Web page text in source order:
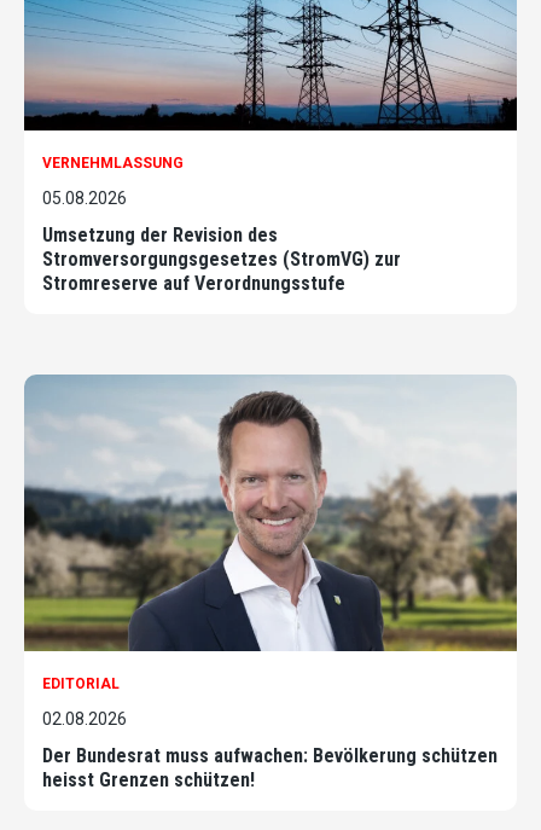
VERNEHMLASSUNG
05.08.2026
Umsetzung der Revision des
Stromversorgungsgesetzes (StromVG) zur
Stromreserve auf Verordnungsstufe
EDITORIAL
02.08.2026
Der Bundesrat muss aufwachen: Bevölkerung schützen
heisst Grenzen schützen!